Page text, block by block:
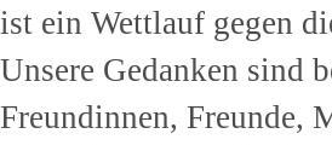
ist ein Wettlauf gegen
Unsere Gedanken sind
Freundinnen, Freunde,